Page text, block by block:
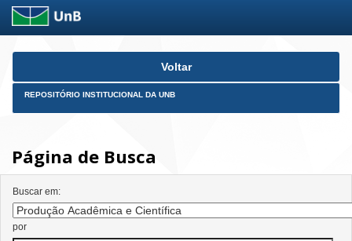
Skip
Voltar
REPOSITÓRIO INSTITUCIONAL DA UNB
Página de Busca
Buscar em:
por